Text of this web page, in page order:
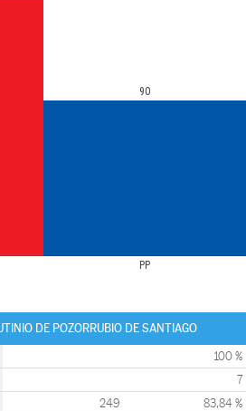
PP
90
DE POZORRUBIO DE SANTIAGO
100 %
7
249 83,84 %